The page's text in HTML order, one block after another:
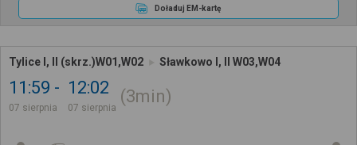
Doładuj EM-kartę
Tylice I, II (skrz.)W01,W02 Sławkowo I, II W03,W04
11:59
07 sierpnia
12:02
07 sierpnia
3min